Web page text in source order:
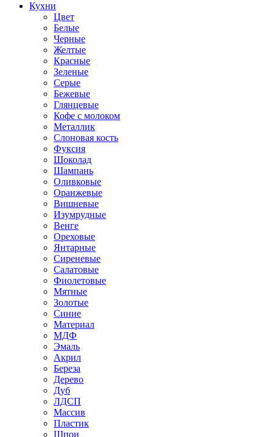
Кухни
Цвет
Белые
Черные
Желтые
Красные
Зеленые
Серые
Бежевые
Глянцевые
Кофе с молоком
Металлик
Слоновая кость
Фуксия
Шоколад
Шампань
Оливковые
Оранжевые
Вишневые
Изумрудные
Венге
Ореховые
Янтарные
Сиреневые
Салатовые
Фиолетовые
Мятные
Золотые
Синие
Материал
МДФ
Эмаль
Акрил
Береза
Дерево
Дуб
ЛДСП
Массив
Пластик
Шпон